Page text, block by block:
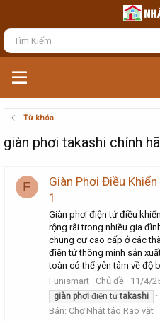
Từ khóa
giàn phơi takashi chính
F
Giàn Phơi Điều
1
Giàn phơi điện tử điều
rộng rãi trong nhiều gia
chung cư cao cấp ở các
điện tử thông minh sản
toàn có thể yên tâm về độ
Funismart
Chủ đề 11/4/
giàn phơi điện tửtakashi
Bán: Chợ Nhật tảo Rao vặt